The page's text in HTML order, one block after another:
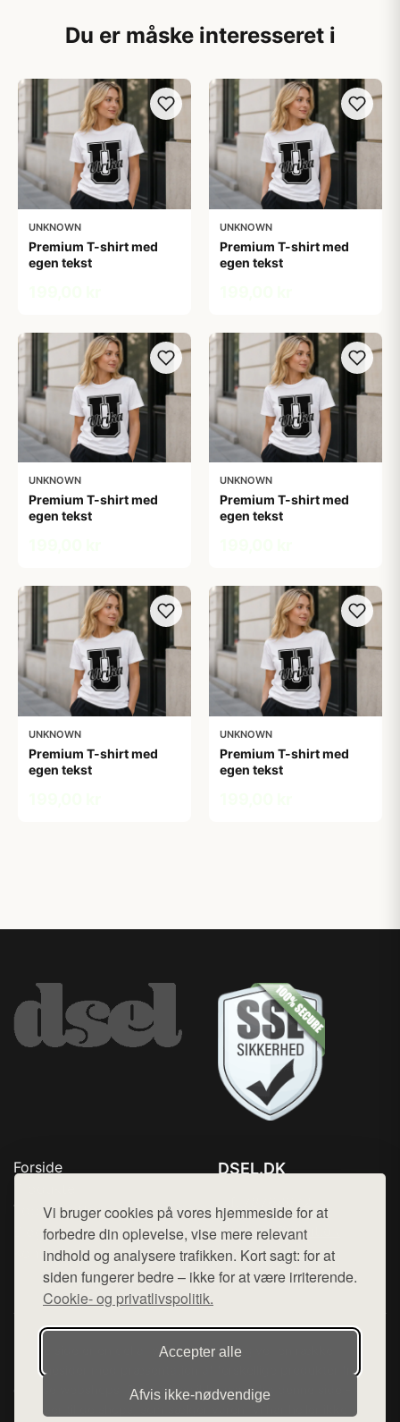
Vi bruger cookies på vores hjemmeside for at
forbedre din oplevelse, vise mere relevant
indhold og analysere trafikken. Kort sagt: for at
siden fungerer bedre – ikke for at være irriterende.
Cookie- og privatlivspolitik.
Accepter alle
Afvis ikke‑nødvendige
Du er måske interesseret i
UNKNOWN
Premium T-shirt med
egen tekst
UNKNOWN
Premium T-shirt med
egen tekst
UNKNOWN
Premium T-shirt med
egen tekst
UNKNOWN
Premium T-shirt med
egen tekst
UNKNOWN
Premium T-shirt med
egen tekst
UNKNOWN
Premium T-shirt med
egen tekst
Forside
Top Rabatter
Blog
Kontakt
DSEL.DK
Mail: hej@want.dk
Cookie- og privatlivspolitik
Denne side er en del af want.dk, der udgiver en række
hjemmesider med præsentation af forskellige produkter fra
diverse webshops. Der sælges ikke varer fra denne side - vi